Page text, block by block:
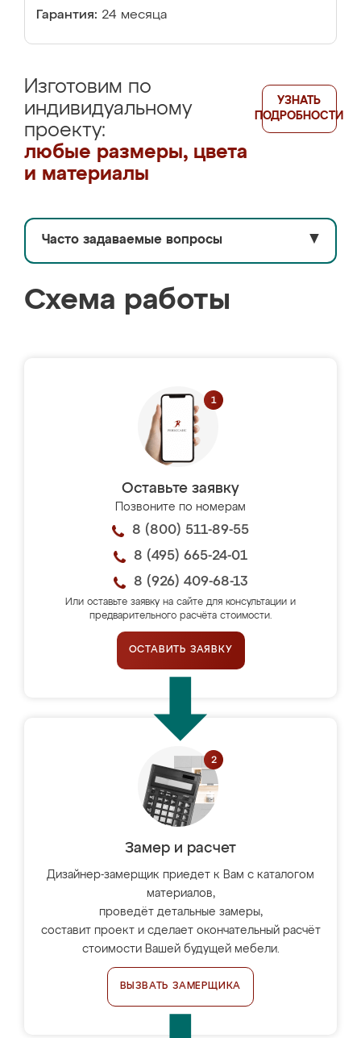
Гарантия: 24 месяца
Изготовим по
индивидуальному
проекту:
любые размеры, цвета
и материалы
УЗНАТЬ
ПОДРОБНОСТИ
Часто задаваемые вопросы ▼
Схема работы
Оставьте заявку
Позвоните по номерам
8 (800) 511-89-55
8 (495) 665-24-01
8 (926) 409-68-13
Или оставьте заявку на сайте для консультации и
предварительного расчёта стоимости.
ОСТАВИТЬ ЗАЯВКУ
Замер и расчет
Дизайнер-замерщик приедет к Вам с каталогом
материалов,
проведёт детальные замеры,
составит проект и сделает окончательный расчёт
стоимости Вашей будущей мебели.
ВЫЗВАТЬ ЗАМЕРЩИКА